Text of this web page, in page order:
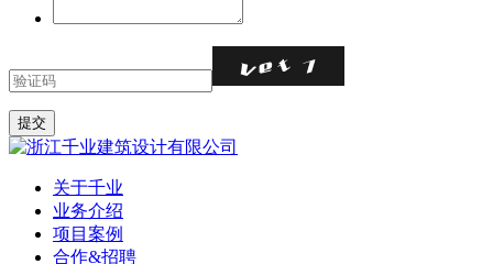
关于千业
业务介绍
项目案例
合作&招聘